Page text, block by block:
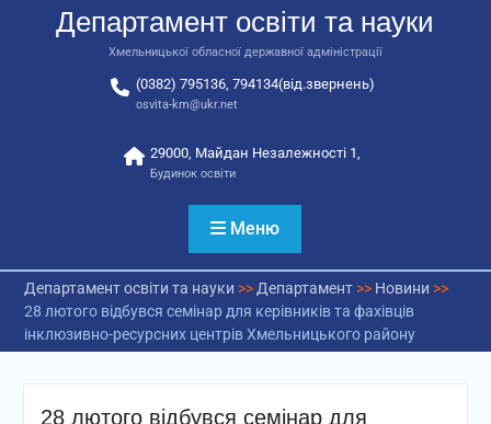
автобусів для потреб
закладів освіти
Департамент освіти та науки
Хмельницької обласної державної адміністрації
(0382) 795136, 794134(від.звернень)
osvita-km@ukr.net
29000, Майдан Незалежності 1,
Будинок освіти
Меню
Департамент освіти та науки >> Департамент>> Новини >>
28 лютого відбувся семінар для керівників та фахівців
інклюзивно-ресурсних центрів Хмельницького району
28 лютого відбувся семінар для